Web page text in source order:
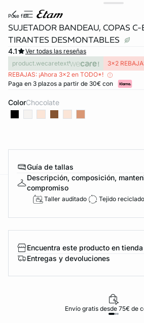
pure fit®
SUJETADOR BANDEAU, COPAS C-
TIRANTES DESMONTABLES
4.1
Ver todas las reseñas
product.wecaretext
3x2
REBAJAS: ¡Ahora 3x2 en TODO*!
Paga en 3 plazos a partir de 30€ con
Color chocolate
Guía de tallas
Descripción, composición,
compromiso
Taller auditado Tejido reciclado
Encuentra este producto en tienda
Entregas y devoluciones
Envío gratis desde 75€ de